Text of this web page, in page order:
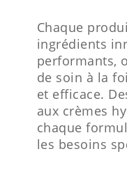
Chaque
ingrédients
performants,
de soin à la
et efficace.
aux crèmes
chaque
les besoins